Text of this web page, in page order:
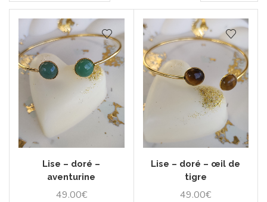
Lise – doré –
aventurine
49.00€
Lise – doré – œil de
tigre
49.00€